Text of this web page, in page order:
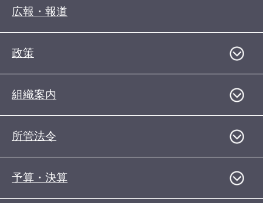
広報・報道
政策
組織案内
所管法令
予算・決算